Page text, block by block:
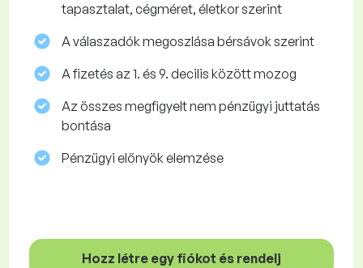
tapasztalat, cégméret, életkor szerint
A válaszadók megoszlása ​​bérsávok szerint
A fizetés az 1. és 9. decilis között mozog
Az összes megfigyelt nem pénzügyi juttatás
bontása
Pénzügyi előnyök elemzése
Hozz létre egy fiókot és rendelj